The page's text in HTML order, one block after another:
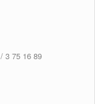
3 75 16 89